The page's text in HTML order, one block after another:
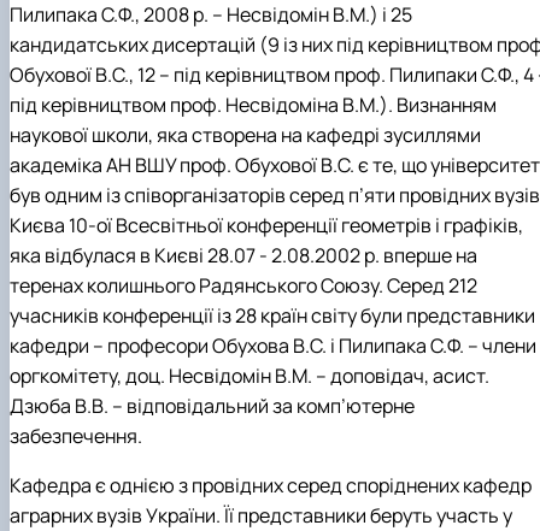
Пилипака С.Ф., 2008 р. – Несвідомін В.М.) і 25
кандидатських дисертацій (9 із них під керівництвом
Обухової В.С., 12 – під керівництвом проф. Пилипаки С.Ф., 4
під керівництвом проф. Несвідоміна В.М.). Визнанням
наукової школи, яка створена на кафедрі зусиллями
академіка АН ВШУ проф. Обухової В.С. є те, що університет
був одним із співорганізаторів серед п’яти провідних вузів
Києва 10-ої Всесвітньої конференції геометрів і графіків,
яка відбулася в Києві 28.07 - 2.08.2002 р. вперше на
теренах колишнього Радянського Союзу. Серед 212
учасників конференції із 28 країн світу були представники
кафедри – професори Обухова В.С. і Пилипака С.Ф. – члени
оргкомітету, доц. Несвідомін В.М. – доповідач, асист.
Дзюба В.В. – відповідальний за комп’ютерне
забезпечення.
Кафедра є однією з провідних серед споріднених кафедр
аграрних вузів України. Її представники беруть участь у